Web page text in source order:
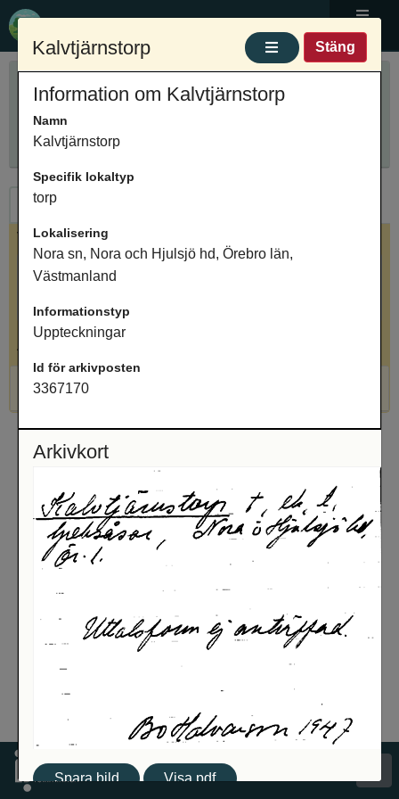
Meny
Sök ortnamn
Ange ortnamn
Innehåller
Ortnamn
Valt ortnamn
Kalvtjärnstorp, bebyggelse, Nora sn, Nora och
Antal arkivposter: 1
Kalvtjärnstorp, torp, Uppteckningar
Kalvtjärnstorp Stäng
Information om Kalvtjärnstorp
Namn
Kalvtjärnstorp
Specifik lokaltyp
torp
Lokalisering
Nora sn, Nora och Hjulsjö hd, Örebro län,
Västmanland
Informationstyp
Uppteckningar
Id för arkivposten
3367170
Arkivkort
Spara bild Visa pdf